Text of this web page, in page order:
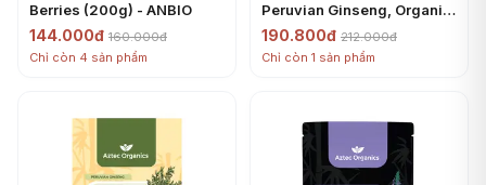
Berries (200g) - ANBIO
144.000đ 160.000đ
Chỉ còn 4 sản phẩm
Peruvian Ginseng, Organic
Black Maca Powder (200g)
- AZTEC ORGANICS
190.800đ 212.000đ
Chỉ còn 1 sản phẩm